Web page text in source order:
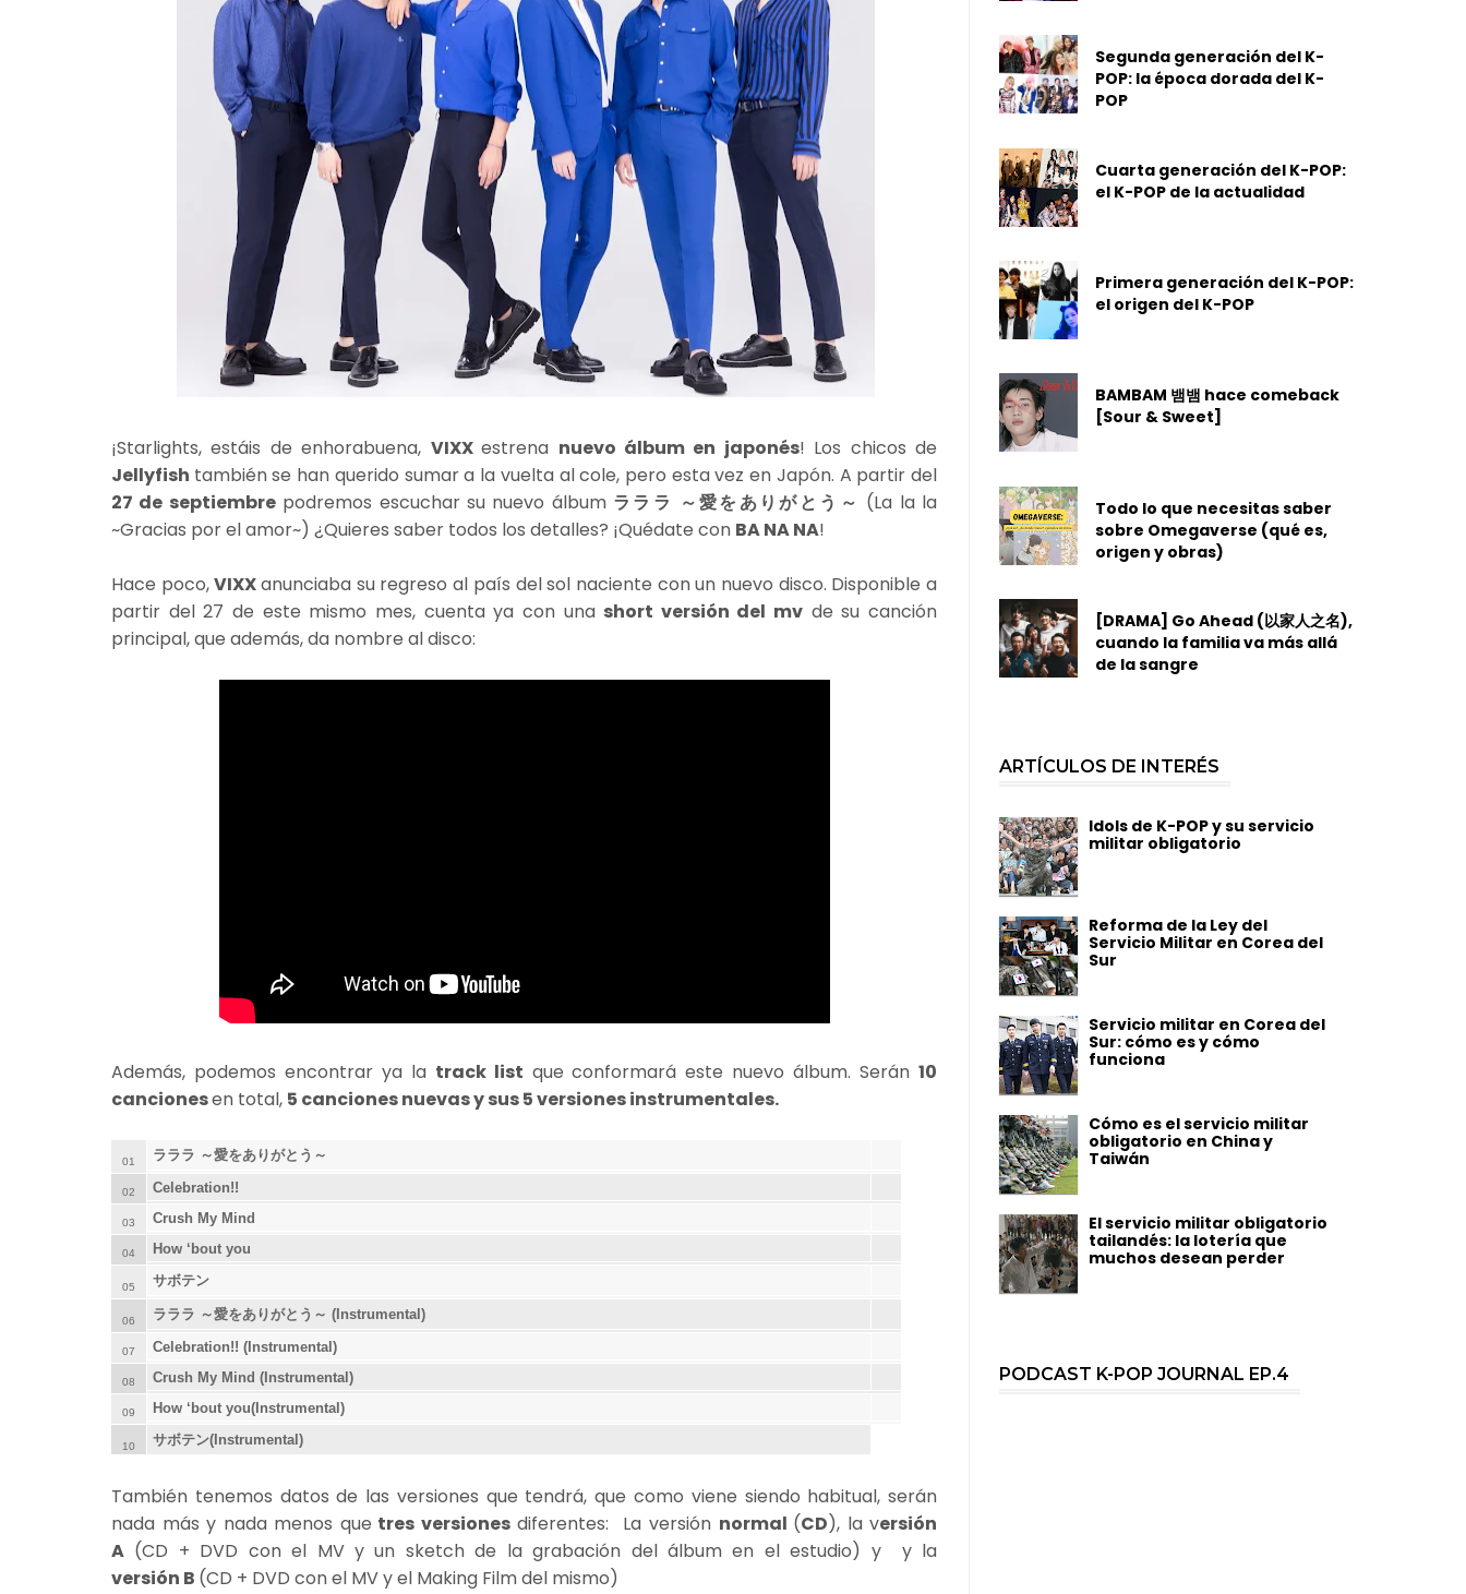
¡Starlights, estáis de enhorabuena, VIXXestrena nuevo álbum en japonés! Los chicos de
Jellyfish también se han querido sumar a la vuelta al cole, pero esta vez en Japón. A partir del
27 de septiembrepodremos escuchar su nuevo álbum ラララ ～愛をありがとう～ (La la la
~Gracias por el amor~) ¿Quieres saber todos los detalles? ¡Quédate con BA NA NA!
Hace poco,VIXXanunciaba su regreso al país del sol naciente con un nuevo disco. Disponible a
partir del 27 de este mismo mes, cuenta ya con una short versión del mv de su canción
principal, que además, da nombre al disco:
Además, podemos encontrar ya la track list que conformará este nuevo álbum. Serán10
cancionesen total, 5 canciones nuevas y sus 5 versiones instrumentales.
01 ラララ ～愛をありがとう～
02 Celebration!!
03 Crush My Mind
04 How ‘bout you
05 サボテン
06 ラララ ～愛をありがとう～ (Instrumental)
07 Celebration!! (Instrumental)
08 Crush My Mind (Instrumental)
09 How ‘bout you(Instrumental)
10 サボテン(Instrumental)
También tenemos datos de las versiones que tendrá, que como viene siendo habitual, serán
nada más y nada menos que tres versionesdiferentes: La versión normal (CD), la versión
A (CD + DVD con el MV y un sketch de la grabación del álbum en el estudio) y y la
versión B (CD + DVD con el MV y el Making Film del mismo)
Segunda generación del K-
POP: la época dorada del K-
POP
Cuarta generación del K-POP:
el K-POP de la actualidad
Primera generación del K-POP:
el origen del K-POP
BAMBAM 뱀뱀 hace comeback
[Sour & Sweet]
Todo lo que necesitas saber
sobre Omegaverse (qué es,
origen y obras)
[DRAMA] Go Ahead (以家人之名),
cuando la familia va más allá
de la sangre
ARTÍCULOS DE INTERÉS
Idols de K-POP y su servicio
militar obligatorio
Reforma de la Ley del
Servicio Militar en Corea del
Sur
Servicio militar en Corea del
Sur: cómo es y cómo
funciona
Cómo es el servicio militar
obligatorio en China y
Taiwán
El servicio militar obligatorio
tailandés: la lotería que
muchos desean perder
PODCAST K-POP JOURNAL EP.4